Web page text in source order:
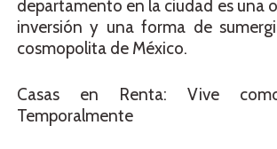
departamento en la ciudad es una
inversión y una forma de
cosmopolita de México.
Casas en Renta: Vive
Temporalmente